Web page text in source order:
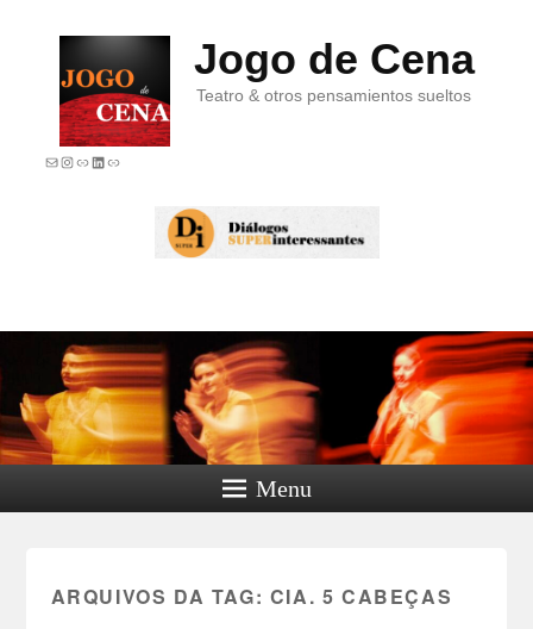
Jogo de Cena
Teatro & otros pensamientos sueltos
E-mailInstagram
LinkLinkedIn
Link
Menu
ARQUIVOS DA TAG: CIA. 5 CABEÇAS